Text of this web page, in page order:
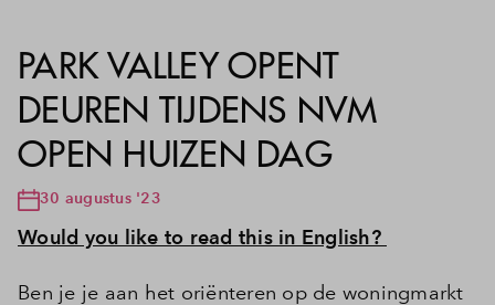
PARK VALLEY OPENT
DEUREN TIJDENS NVM
OPEN HUIZEN DAG
30 augustus '23
Would you like to read this in English?
Ben je je aan het oriënteren op de woningmarkt